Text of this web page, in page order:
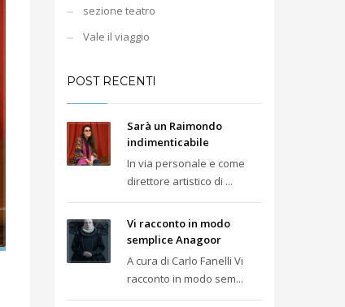
sezione teatro
Vale il viaggio
POST RECENTI
Sarà un Raimondo
indimenticabile
In via personale e come
direttore artistico di ...
Vi racconto in modo
semplice Anagoor
A cura di Carlo Fanelli Vi
racconto in modo sem...